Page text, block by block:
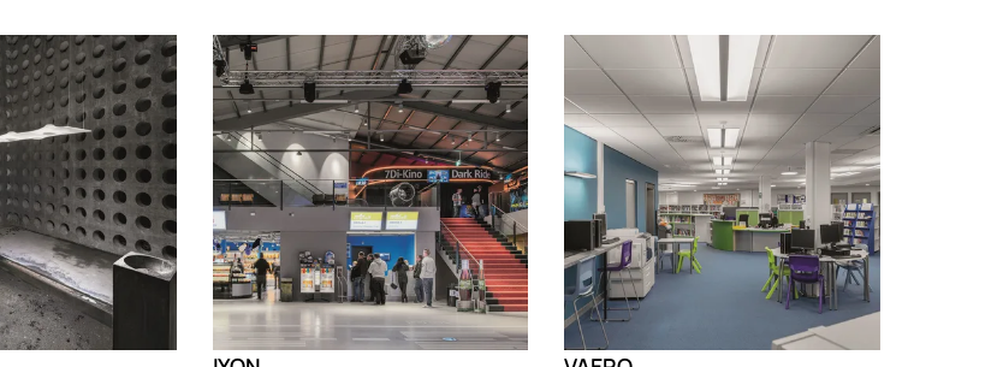
Loading Loading